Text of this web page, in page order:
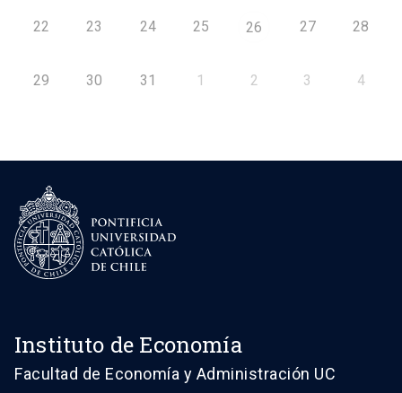
22 23 24 25 26 27 28
29 30 31 1 2 3 4
Instituto de Economía
Facultad de Economía y Administración UC